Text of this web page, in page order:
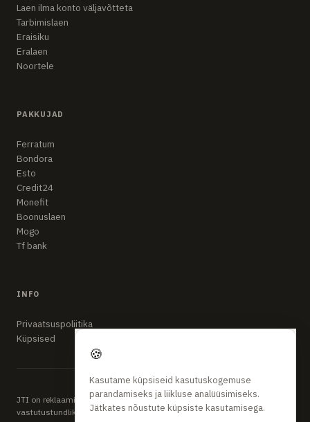
Laen ilma konto väljavõtteta
Tarbimislaen
Eraisiku
Eralaen
Noortele
PAKKUJAD
Ferratum
Bondora
Esto
Credit24
Monefit
Boonuslaen
Mogo
Tf bank
INFO
Privaatsuspoliitika
Küpsised
JTI on reklaamipõhine võrdlusplatvorm. Kõik finantsotsused tehke
vastutustundlikult. APR ja tingimused sõltuvad teie krediidiprofiilist.
🍪
Kasutame küpsiseid kasutuskogemuse
parandamiseks ja liikluse analüüsimiseks.
Jätkates nõustute küpsiste kasutamisega.